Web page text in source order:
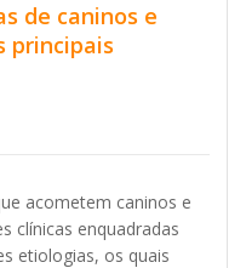
de caninos e
principais
acometem caninos e
clínicas enquadradas
etiologias, os quais